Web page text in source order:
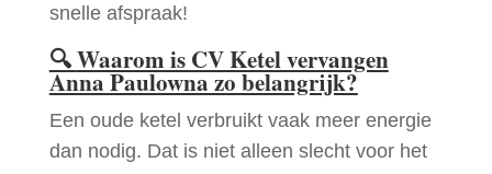
snelle afspraak!
🔍Waarom is CV Ketel vervangen
Anna Paulowna zo belangrijk?
Een oude ketel verbruikt vaak meer energie
dan nodig. Dat is niet alleen slecht voor het